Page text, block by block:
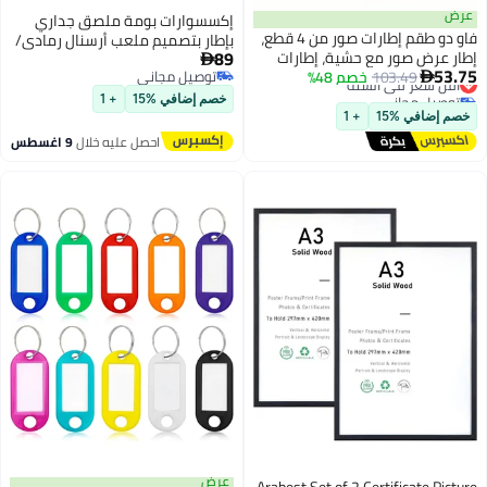
عرض
فاو دو طقم إطارات صور من 4 قطع،
إطار عرض صور مع حشية، إطارات
لوحات فنية، إطارات صور خفيفة
الوزن، مناسبة لتزيين الجدران
والطاولات والمكاتب، أسود
53.75
103.49خصم 48%
أقل سعر في السنة
توصيل مجاني
أقل سعر في السنة
خصم إضافي %15 + 1
إكسسوارات بومة ملصق جداري
بإطار بتصميم ملعب أرسنال رمادي/
أحمر/ أبيض 40x30سم
89
توصيل مجاني
توصيل مجاني
خصم إضافي %15 + 1
احصل عليه خلال9 اغسطس
عرض